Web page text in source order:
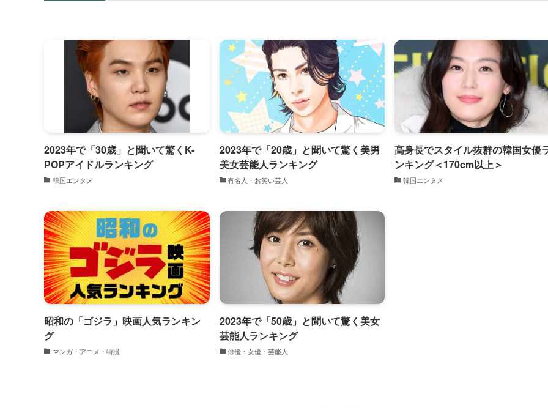
2023年で「30歳」と聞いて驚くK-
POPアイドルランキング
韓国エンタメ
2023年で「20歳」と聞いて驚く美男
美女芸能人ランキング
有名人・お笑い芸人
高身長でスタイル抜群の韓国女優
ンキング＜170cm以上＞
韓国エンタメ
昭和の「ゴジラ」映画人気ランキン
グ
マンガ・アニメ・特撮
2023年で「50歳」と聞いて驚く美女
芸能人ランキング
俳優・女優・芸能人